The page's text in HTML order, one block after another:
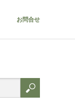
お問合せ